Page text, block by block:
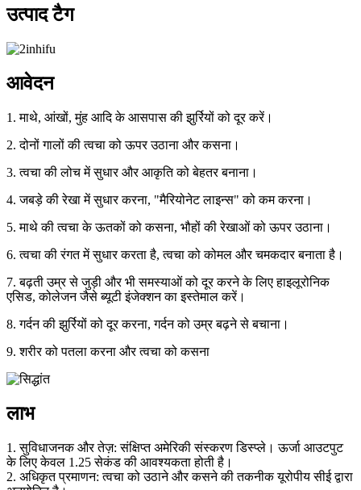
उत्पाद टैग
आवेदन
1. माथे, आंखों, मुंह आदि के आसपास की झुर्रियों को दूर करें।
2. दोनों गालों की त्वचा को ऊपर उठाना और कसना।
3. त्वचा की लोच में सुधार और आकृति को बेहतर बनाना।
4. जबड़े की रेखा में सुधार करना, "मैरियोनेट लाइन्स" को कम करना।
5. माथे की त्वचा के ऊतकों को कसना, भौहों की रेखाओं को ऊपर उठाना।
6. त्वचा की रंगत में सुधार करता है, त्वचा को कोमल और चमकदार बनाता है।
7. बढ़ती उम्र से जुड़ी और भी समस्याओं को दूर करने के लिए हाइलूरोनिक
एसिड, कोलेजन जैसे ब्यूटी इंजेक्शन का इस्तेमाल करें।
8. गर्दन की झुर्रियों को दूर करना, गर्दन को उम्र बढ़ने से बचाना।
9. शरीर को पतला करना और त्वचा को कसना
लाभ
1. सुविधाजनक और तेज़: संक्षिप्त अमेरिकी संस्करण डिस्प्ले। ऊर्जा आउटपुट
के लिए केवल 1.25 सेकंड की आवश्यकता होती है।
2. अधिकृत प्रमाणन: त्वचा को उठाने और कसने की तकनीक यूरोपीय सीई द्वारा